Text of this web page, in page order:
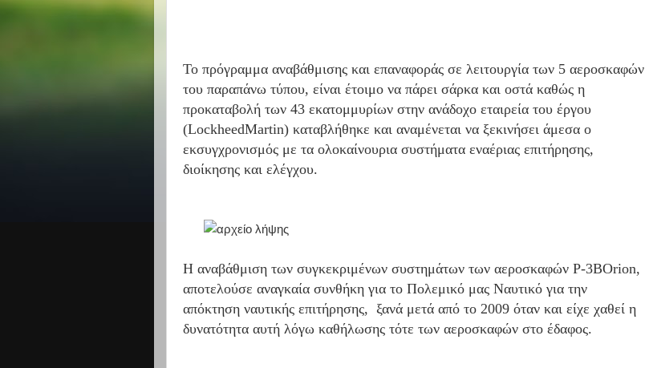
Το πρόγραμμα αναβάθμισης και επαναφοράς σε λειτουργία των 5 αεροσκαφών
του παραπάνω τύπου, είναι έτοιμο να πάρει σάρκα και οστά καθώς η
προκαταβολή των 43 εκατομμυρίων στην ανάδοχο εταιρεία του έργου
(LockheedMartin) καταβλήθηκε και αναμένεται να ξεκινήσει άμεσα ο
εκσυγχρονισμός με τα ολοκαίνουρια συστήματα εναέριας επιτήρησης,
διοίκησης και ελέγχου.
Η αναβάθμιση των συγκεκριμένων συστημάτων των αεροσκαφών P-3BOrion,
αποτελούσε αναγκαία συνθήκη για το Πολεμικό μας Ναυτικό για την
απόκτηση ναυτικής επιτήρησης, ξανά μετά από το 2009 όταν και είχε χαθεί η
δυνατότητα αυτή λόγω καθήλωσης τότε των αεροσκαφών στο έδαφος.